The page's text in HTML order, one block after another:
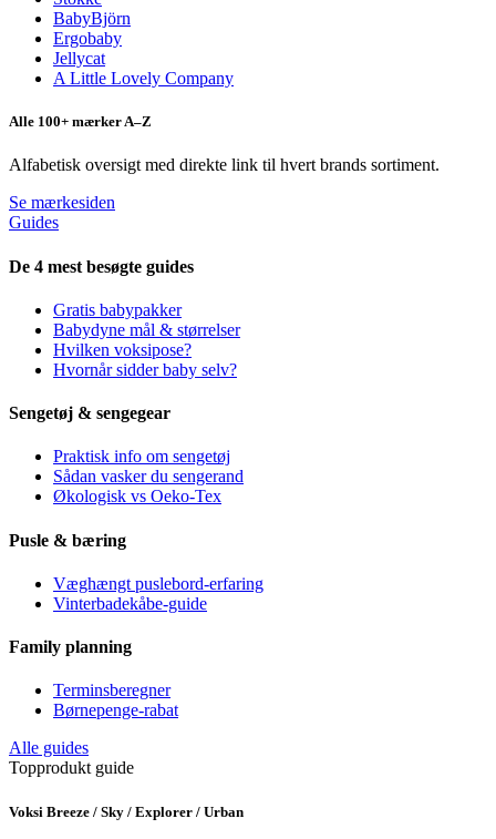
BabyBjörn
Ergobaby
Jellycat
A Little Lovely Company
Alle 100+ mærker A–Z
Alfabetisk oversigt med direkte link til hvert brands sortiment.
Se mærkesiden
Guides
De 4 mest besøgte guides
Gratis babypakker
Babydyne mål & størrelser
Hvilken voksipose?
Hvornår sidder baby selv?
Sengetøj & sengegear
Praktisk info om sengetøj
Sådan vasker du sengerand
Økologisk vs Oeko-Tex
Pusle & bæring
Væghængt puslebord-erfaring
Vinterbadekåbe-guide
Family planning
Terminsberegner
Børnepenge-rabat
Alle guides
Topprodukt guide
Voksi Breeze / Sky / Explorer / Urban